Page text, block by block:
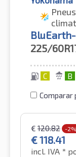
BluEarth-
225/
C B
Comparar
€ 120.82 -2%
€118.41
incl. IVA *